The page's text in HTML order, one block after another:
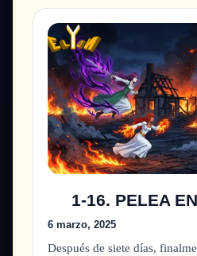
1-16. PELEA
6 marzo, 2025
Después de siete días,